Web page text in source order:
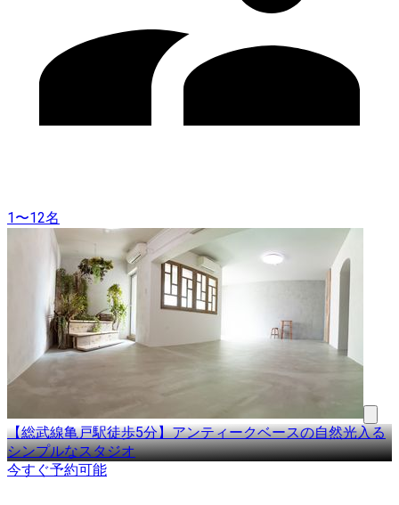
1〜12名
【総武線亀戸駅徒歩5分】アンティークベースの自然光入る
シンプルなスタジオ
今すぐ予約可能